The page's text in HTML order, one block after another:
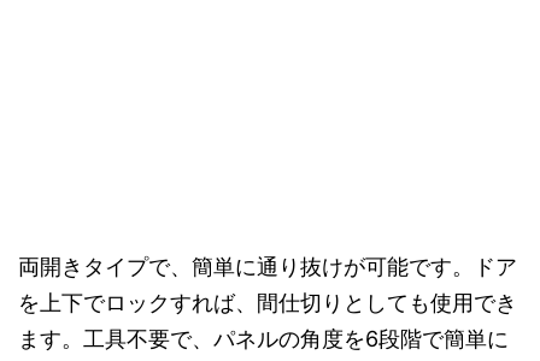
両開きタイプで、簡単に通り抜けが可能です。ドア
を上下でロックすれば、間仕切りとしても使用でき
ます。工具不要で、パネルの角度を6段階で簡単に